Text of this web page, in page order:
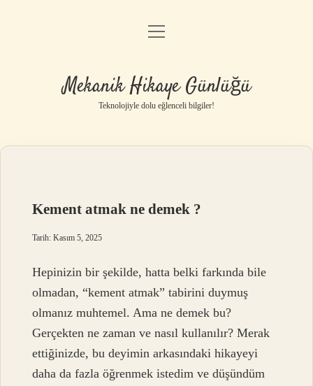
Anasayfa
Yasal Uyarı
menüyü
Mekanik Hikaye Günlüğü
Teknolojiyle dolu eğlenceli bilgiler!
Kement atmak ne demek ?
Tarih: Kasım 5, 2025
Hepinizin bir şekilde, hatta belki farkında bile
olmadan, “kement atmak” tabirini duymuş
olmanız muhtemel. Ama ne demek bu?
Gerçekten ne zaman ve nasıl kullanılır? Merak
ettiğinizde, bu deyimin arkasındaki hikayeyi
daha da fazla öğrenmek istedim ve düşündüm